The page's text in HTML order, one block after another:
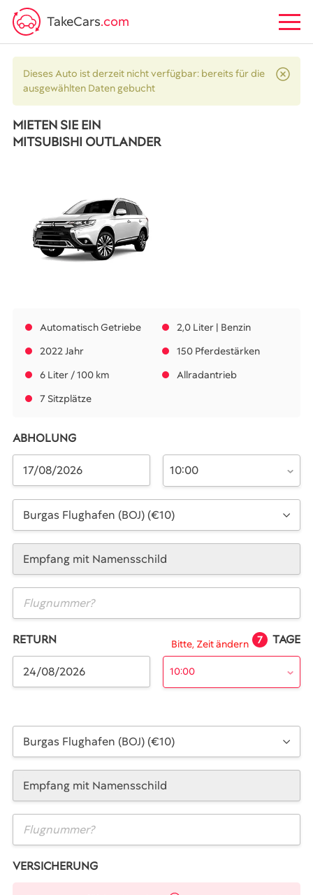
TakeCars.com
Dieses Auto ist derzeit nicht verfügbar: bereits für die
ausgewählten Daten gebucht
MIETEN SIE EIN
MITSUBISHI OUTLANDER
Automatisch Getriebe
2,0 Liter | Benzin
2022 Jahr
150 Pferdestärken
6 Liter / 100 km
Allradantrieb
7 Sitzplätze
ABHOLUNG
10:00
Burgas Flughafen (BOJ) (€10)
Empfang mit Namensschild
RETURN 7 TAGE
Bitte, Zeit ändern
10:00
Burgas Flughafen (BOJ) (€10)
Empfang mit Namensschild
VERSICHERUNG